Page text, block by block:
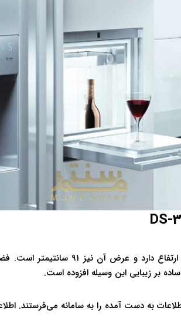
به دست آمده را به سامانه می‌فرستند.